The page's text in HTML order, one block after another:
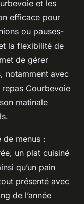
et les
efficace pour
ou pauses-
la flexibilité de
de gérer
notamment avec
Courbevoie
matinale
de menus :
un plat cuisiné
qu’un pain
présenté avec
de l’année